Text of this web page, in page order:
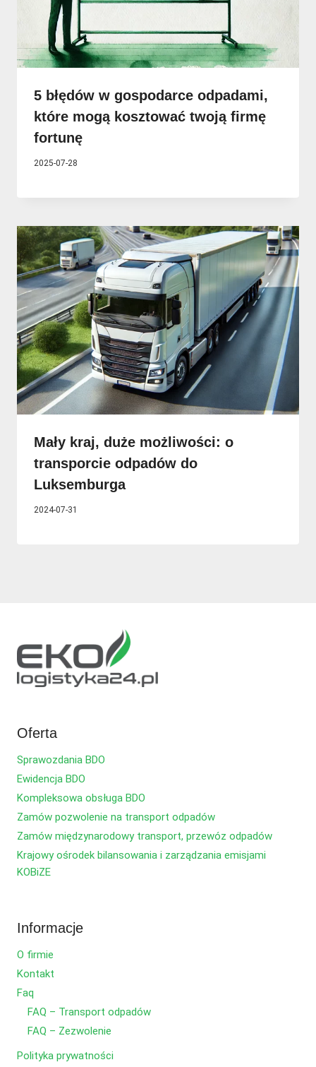
5 błędów w gospodarce odpadami,
które mogą kosztować twoją firmę
fortunę
2025-07-28
Mały kraj, duże możliwości: o
transporcie odpadów do
Luksemburga
2024-07-31
Oferta
Sprawozdania BDO
Ewidencja BDO
Kompleksowa obsługa BDO
Zamów pozwolenie na transport odpadów
Zamów międzynarodowy transport, przewóz odpadów
Krajowy ośrodek bilansowania i zarządzania emisjami
KOBiZE
Informacje
O firmie
Kontakt
Faq
FAQ – Transport odpadów
FAQ – Zezwolenie
Polityka prywatności